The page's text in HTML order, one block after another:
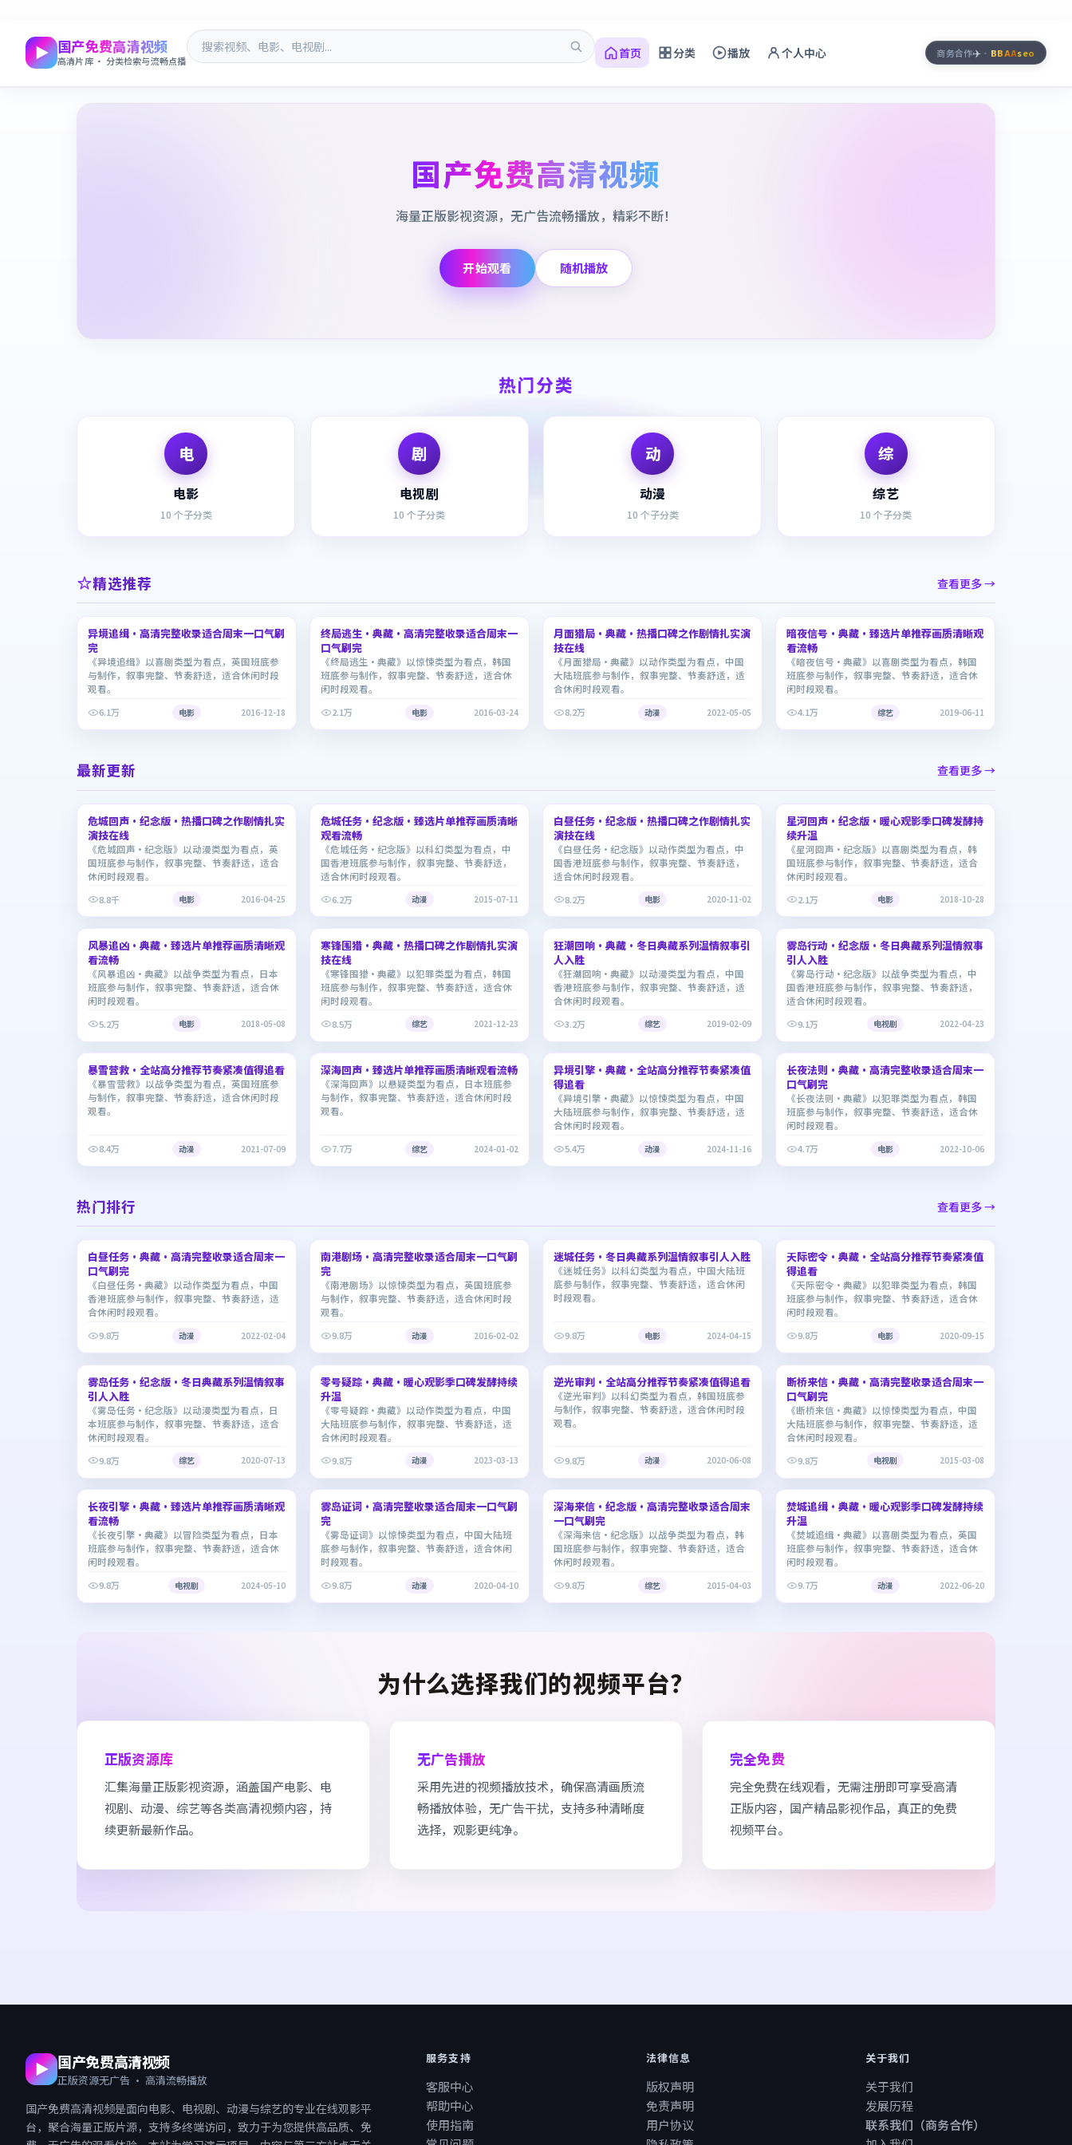
国产免费高清视频
高清片库 · 分类检索与流畅点播 首页 分类 播放 个人中心 商务合作✈️ · BBAAseo
国产免费高清视频
海量正版影视资源，无广告流畅播放，精彩不断！
开始观看 随机播放
热门分类
电
电影
10 个子分类
剧
电视剧
10 个子分类
动
动漫
10 个子分类
综
综艺
10 个子分类
精选推荐 查看更多 →
6.0
2:41:22
异境追缉·高清完整收录适合周末一口气刷
完
《异境追缉》以喜剧类型为看点，英国班底参
与制作，叙事完整、节奏舒适，适合休闲时段
观看。
6.1万
电影 2016-12-18
8.4
2:08:34
终局逃生·典藏·高清完整收录适合周末一
口气刷完
《终局逃生·典藏》以惊悚类型为看点，韩国
班底参与制作，叙事完整、节奏舒适，适合休
闲时段观看。
2.1万
电影 2016-03-24
9.1
2:09:39
月面猎局·典藏·热播口碑之作剧情扎实演
技在线
《月面猎局·典藏》以动作类型为看点，中国
大陆班底参与制作，叙事完整、节奏舒适，适
合休闲时段观看。
8.2万
动漫 2022-05-05
7.8
2:38:44
暗夜信号·典藏·臻选片单推荐画质清晰观
看流畅
《暗夜信号·典藏》以喜剧类型为看点，韩国
班底参与制作，叙事完整、节奏舒适，适合休
闲时段观看。
4.1万
综艺 2019-06-11
最新更新 查看更多 →
8.0
2:45:33
危城回声·纪念版·热播口碑之作剧情扎实
演技在线
《危城回声·纪念版》以动漫类型为看点，英
国班底参与制作，叙事完整、节奏舒适，适合
休闲时段观看。
8.8千
电影 2016-04-25
6.3
2:44:38
危城任务·纪念版·臻选片单推荐画质清晰
观看流畅
《危城任务·纪念版》以科幻类型为看点，中
国香港班底参与制作，叙事完整、节奏舒适，
适合休闲时段观看。
6.2万
动漫 2015-07-11
9.3
2:13:15
白昼任务·纪念版·热播口碑之作剧情扎实
演技在线
《白昼任务·纪念版》以动作类型为看点，中
国香港班底参与制作，叙事完整、节奏舒适，
适合休闲时段观看。
8.2万
电影 2020-11-02
6.3
2:13:29
星河回声·纪念版·暖心观影季口碑发酵持
续升温
《星河回声·纪念版》以喜剧类型为看点，韩
国班底参与制作，叙事完整、节奏舒适，适合
休闲时段观看。
2.1万
电影 2018-10-28
9.1
风暴追凶·典藏·臻选片单推荐画质清晰观
看流畅
《风暴追凶·典藏》以战争类型为看点，日本
班底参与制作，叙事完整、节奏舒适，适合休
闲时段观看。
5.2万
电影 2018-05-08
7.8
寒锋围猎·典藏·热播口碑之作剧情扎实演
技在线
《寒锋围猎·典藏》以犯罪类型为看点，韩国
班底参与制作，叙事完整、节奏舒适，适合休
闲时段观看。
8.5万
综艺 2021-12-23
7.0
狂潮回响·典藏·冬日典藏系列温情叙事引
人入胜
《狂潮回响·典藏》以动漫类型为看点，中国
香港班底参与制作，叙事完整、节奏舒适，适
合休闲时段观看。
3.2万
综艺 2019-02-09
7.0
雾岛行动·纪念版·冬日典藏系列温情叙事
引人入胜
《雾岛行动·纪念版》以战争类型为看点，中
国香港班底参与制作，叙事完整、节奏舒适，
适合休闲时段观看。
9.1万
电视剧 2022-04-23
7.3
暴雪营救·全站高分推荐节奏紧凑值得追看
《暴雪营救》以战争类型为看点，英国班底参
与制作，叙事完整、节奏舒适，适合休闲时段
观看。
8.4万 动漫 2021-07-09
6.9
深海回声·臻选片单推荐画质清晰观看流畅
《深海回声》以悬疑类型为看点，日本班底参
与制作，叙事完整、节奏舒适，适合休闲时段
观看。
7.7万 综艺 2024-01-02
7.0
异境引擎·典藏·全站高分推荐节奏紧凑值
得追看
《异境引擎·典藏》以惊悚类型为看点，中国
大陆班底参与制作，叙事完整、节奏舒适，适
合休闲时段观看。
5.4万
动漫 2024-11-16
7.9
长夜法则·典藏·高清完整收录适合周末一
口气刷完
《长夜法则·典藏》以犯罪类型为看点，韩国
班底参与制作，叙事完整、节奏舒适，适合休
闲时段观看。
4.7万
电影 2022-10-06
热门排行 查看更多 →
7.3
2:22:52
白昼任务·典藏·高清完整收录适合周末一
口气刷完
《白昼任务·典藏》以动作类型为看点，中国
香港班底参与制作，叙事完整、节奏舒适，适
合休闲时段观看。
9.8万
动漫 2022-02-04
8.5
1:53:58
南港剧场·高清完整收录适合周末一口气刷
完
《南港剧场》以惊悚类型为看点，英国班底参
与制作，叙事完整、节奏舒适，适合休闲时段
观看。
9.8万
动漫 2016-02-02
9.3
2:04:12
迷城任务·冬日典藏系列温情叙事引人入胜
《迷城任务》以科幻类型为看点，中国大陆班
底参与制作，叙事完整、节奏舒适，适合休闲
时段观看。
9.8万 电影 2024-04-15
8.2
1:42:43
天际密令·典藏·全站高分推荐节奏紧凑值
得追看
《天际密令·典藏》以犯罪类型为看点，韩国
班底参与制作，叙事完整、节奏舒适，适合休
闲时段观看。
9.8万
电影 2020-09-15
7.6
雾岛任务·纪念版·冬日典藏系列温情叙事
引人入胜
《雾岛任务·纪念版》以动漫类型为看点，日
本班底参与制作，叙事完整、节奏舒适，适合
休闲时段观看。
9.8万
综艺 2020-07-13
7.5
零号疑踪·典藏·暖心观影季口碑发酵持续
升温
《零号疑踪·典藏》以动作类型为看点，中国
大陆班底参与制作，叙事完整、节奏舒适，适
合休闲时段观看。
9.8万
动漫 2023-03-13
7.5
逆光审判·全站高分推荐节奏紧凑值得追看
《逆光审判》以科幻类型为看点，韩国班底参
与制作，叙事完整、节奏舒适，适合休闲时段
观看。
9.8万 动漫 2020-06-08
6.4
断桥来信·典藏·高清完整收录适合周末一
口气刷完
《断桥来信·典藏》以惊悚类型为看点，中国
大陆班底参与制作，叙事完整、节奏舒适，适
合休闲时段观看。
9.8万
电视剧 2015-03-08
7.0
长夜引擎·典藏·臻选片单推荐画质清晰观
看流畅
《长夜引擎·典藏》以冒险类型为看点，日本
班底参与制作，叙事完整、节奏舒适，适合休
闲时段观看。
9.8万
电视剧 2024-05-10
8.3
雾岛证词·高清完整收录适合周末一口气刷
完
《雾岛证词》以惊悚类型为看点，中国大陆班
底参与制作，叙事完整、节奏舒适，适合休闲
时段观看。
9.8万
动漫 2020-04-10
7.4
深海来信·纪念版·高清完整收录适合周末
一口气刷完
《深海来信·纪念版》以战争类型为看点，韩
国班底参与制作，叙事完整、节奏舒适，适合
休闲时段观看。
9.8万
综艺 2015-04-03
9.0
焚城追缉·典藏·暖心观影季口碑发酵持续
升温
《焚城追缉·典藏》以喜剧类型为看点，英国
班底参与制作，叙事完整、节奏舒适，适合休
闲时段观看。
9.7万
动漫 2022-06-20
为什么选择我们的视频平台？
正版资源库
汇集海量正版影视资源，涵盖国产电影、电
视剧、动漫、综艺等各类高清视频内容，持
续更新最新作品。
无广告播放
采用先进的视频播放技术，确保高清画质流
畅播放体验，无广告干扰，支持多种清晰度
选择，观影更纯净。
完全免费
完全免费在线观看，无需注册即可享受高清
正版内容，国产精品影视作品，真正的免费
视频平台。
国产免费高清视频
正版资源无广告 · 高清流畅播放
国产免费高清视频是面向电影、电视剧、动漫与综艺的专业在线观影平
台，聚合海量正版片源，支持多终端访问，致力于为您提供高品质、免
服务支持
客服中心
帮助中心
使用指南
法律信息
版权声明
免责声明
用户协议
关于我们
关于我们
发展历程
联系我们（商务合作）